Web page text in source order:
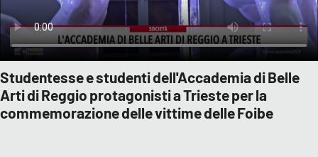
Studentesse e studenti dell'Accademia di Belle
Arti di Reggio protagonisti a Trieste per la
commemorazione delle vittime delle Foibe